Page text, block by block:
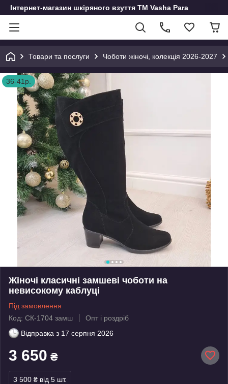
Інтернет-магазин шкіряного взуття ТМ Vasha Para
Товари та послуги Чоботи жіночі, колекція 2026-2027
36-41р.
Жіночі класичні замшеві чоботи на
невисокому каблуці
Під замовлення
Код: СК-1704 замш
Опт і роздріб
Відправка з 17 серпня 2026
3 650 ₴
3 500 ₴ від 5 шт.